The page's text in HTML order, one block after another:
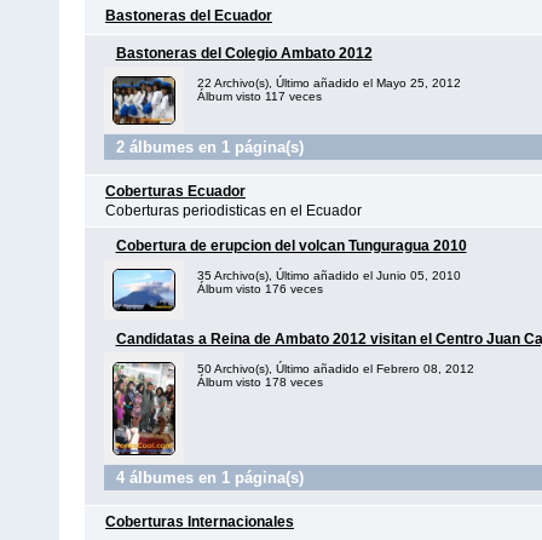
Bastoneras del Ecuador
Bastoneras del Colegio Ambato 2012
22 Archivo(s), Último añadido el Mayo 25, 2012
Álbum visto 117 veces
2 álbumes en 1 página(s)
Coberturas Ecuador
Coberturas periodisticas en el Ecuador
Cobertura de erupcion del volcan Tunguragua 2010
35 Archivo(s), Último añadido el Junio 05, 2010
Álbum visto 176 veces
Candidatas a Reina de Ambato 2012 visitan el Centro Juan
50 Archivo(s), Último añadido el Febrero 08, 2012
Álbum visto 178 veces
4 álbumes en 1 página(s)
Coberturas Internacionales